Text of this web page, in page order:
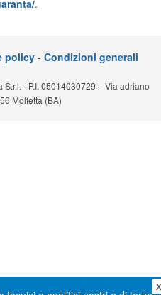
.
X
policy- Condizioni generali
- P.I. 05014030729 – Via adriano
Molfetta (BA)